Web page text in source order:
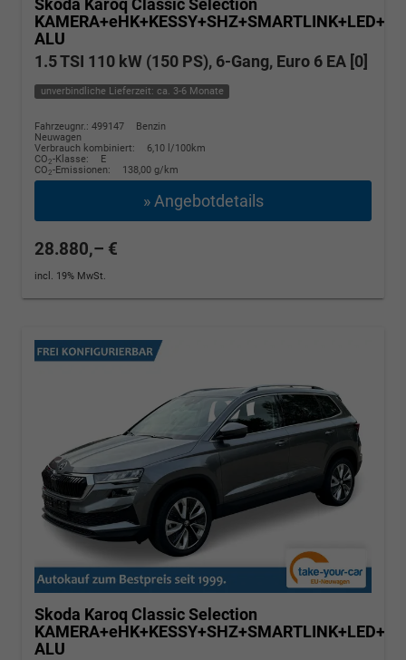
Skoda Karoq Classic Selection
ALU
1.5 TSI 110 kW (150 PS), 6-Gang, Euro 6 EA [0]
unverbindliche Lieferzeit: ca. 3-6 Monate
Fahrzeugnr.: 499147
Benzin
Neuwagen
Verbrauch kombiniert:
6,10 l/100km
CO2-Klasse:
E
CO2-Emissionen: 138,00 g/km
» Angebotdetails
28.880,– €
incl. 19% MwSt.
Skoda Karoq Classic Selection
ALU